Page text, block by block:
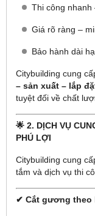
Thi công nhanh
Giá rõ ràng –
Bảo hành dài
Citybuilding cung
– sản xuất – lắp
tuyệt đối về chất
🌟 2. DỊCH VỤ
PHÚ LỢI
Citybuilding cung
tắm và dịch vụ thi
✔ Cắt gương theo